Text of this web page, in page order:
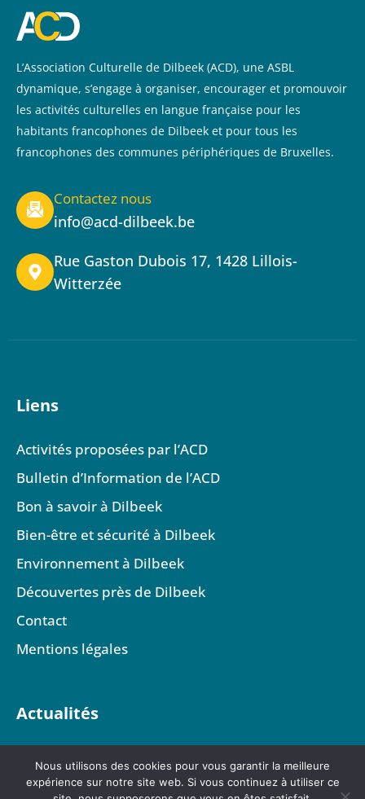
L’Association Culturelle de Dilbeek (ACD), une ASBL
dynamique, s’engage à organiser, encourager et promouvoir
les activités culturelles en langue française pour les
habitants francophones de Dilbeek et pour tous les
francophones des communes périphériques de Bruxelles.
Contactez nous
info@acd-dilbeek.be
Rue Gaston Dubois 17, 1428 Lillois-
Witterzée
Liens
Activités proposées par l’ACD
Bulletin d’Information de l’ACD
Bon à savoir à Dilbeek
Bien-être et sécurité à Dilbeek
Environnement à Dilbeek
Découvertes près de Dilbeek
Contact
Mentions légales
Actualités
Nous utilisons des cookies pour vous garantir la meilleure
expérience sur notre site web. Si vous continuez à utiliser ce